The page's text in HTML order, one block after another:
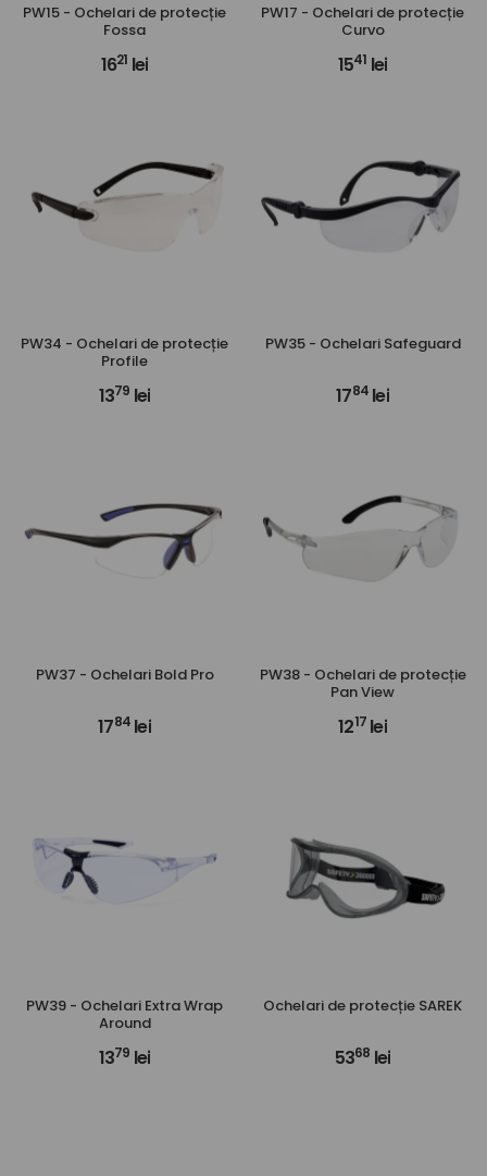
PW15 - Ochelari de protecție
Fossa
1621 lei
PW17 - Ochelari de protecție
Curvo
1541 lei
PW34 - Ochelari de protecție
Profile
1379 lei
PW35 - Ochelari Safeguard
1784 lei
PW37 - Ochelari Bold Pro
1784 lei
PW38 - Ochelari de protecție
Pan View
1217 lei
PW39 - Ochelari Extra Wrap
Around
1379 lei
Ochelari de protecție SAREK
5368 lei